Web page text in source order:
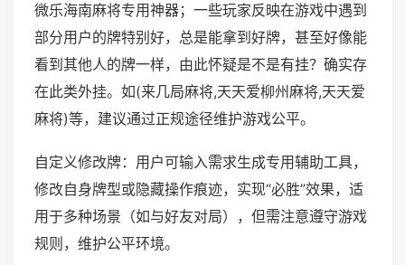
微乐海南麻将专用神器；一些玩家反映在游戏中遇到
部分用户的牌特别好，总是能拿到好牌，甚至好像能
看到其他人的牌一样，由此怀疑是不是有挂？确实存
在此类外挂。如(来几局麻将,天天爱柳州麻将,天天爱
麻将)等，建议通过正规途径维护游戏公平。
自定义修改牌：用户可输入需求生成专用辅助工具，
修改自身牌型或隐藏操作痕迹，实现“必胜”效果，适
用于多种场景（如与好友对局），但需注意遵守游戏
规则，维护公平环境。